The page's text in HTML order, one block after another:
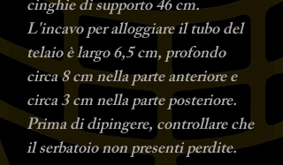
cinghie di supporto 46 cm.
L'incavo per alloggiare il tubo del
telaio è largo 6,5 cm, profondo
circa 8 cm nella parte anteriore e
circa 3 cm nella parte posteriore.
Prima di dipingere, controllare che
il serbatoio non presenti perdite.